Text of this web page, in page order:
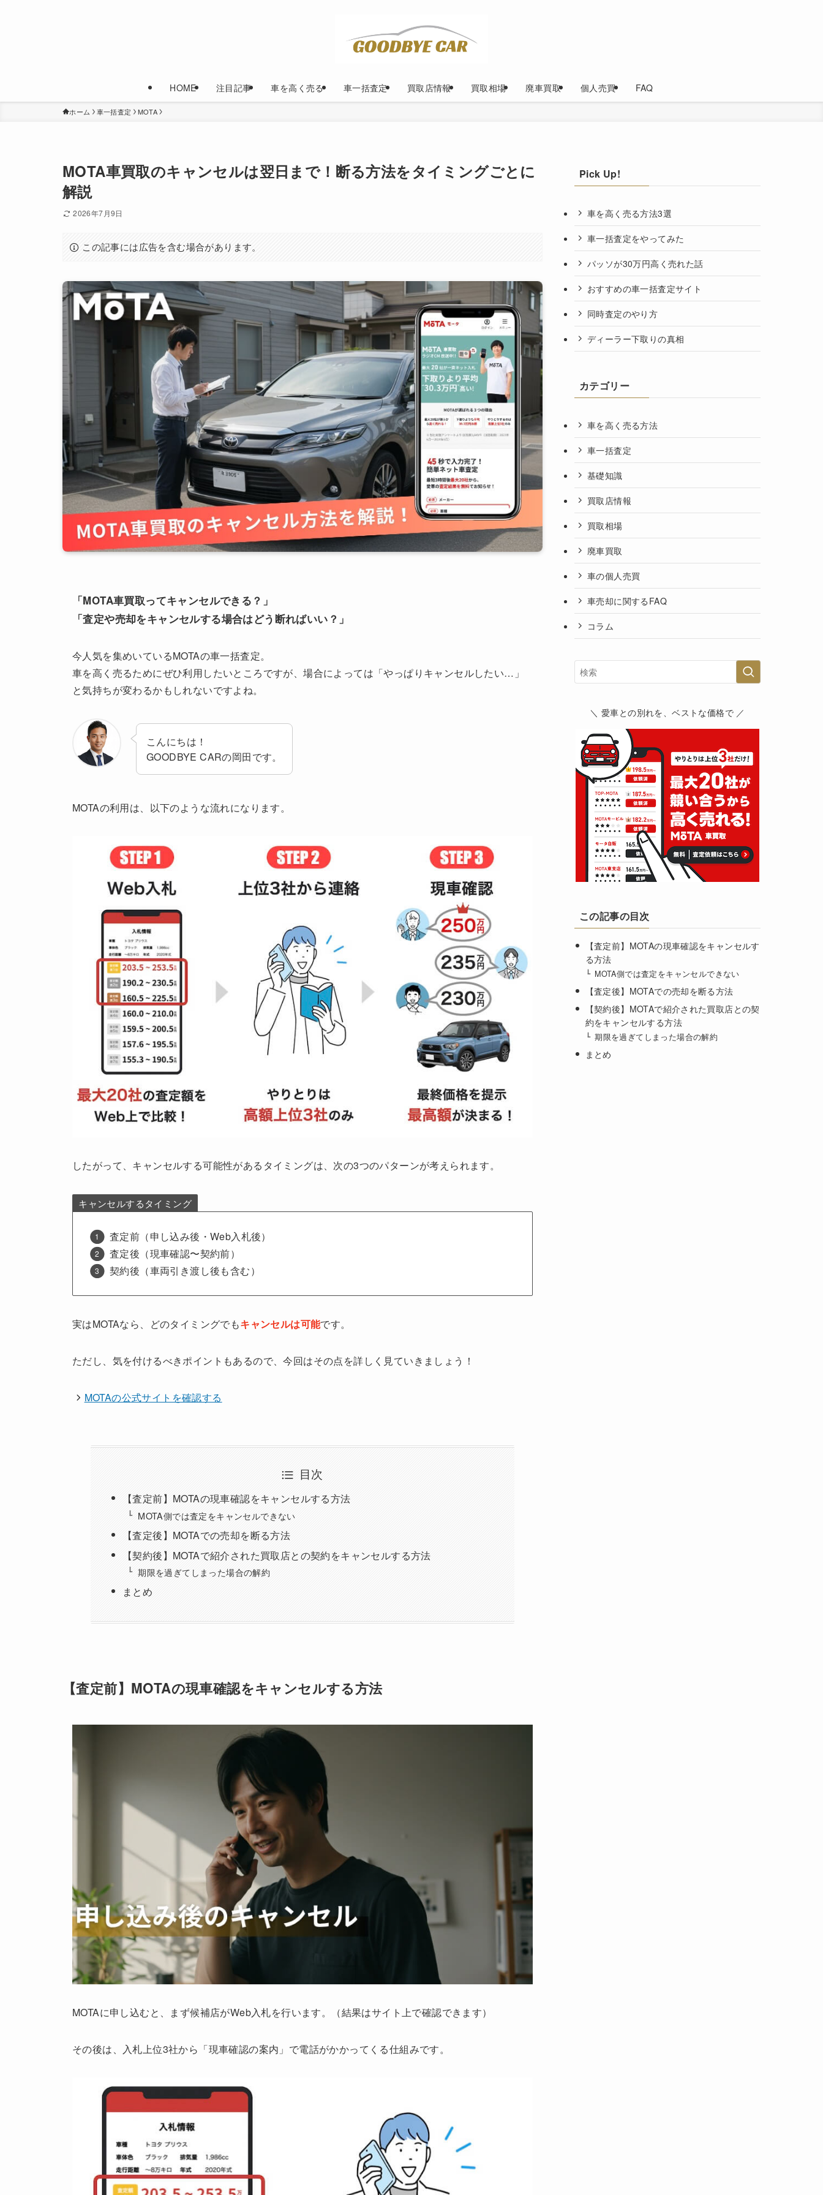
HOME 注目記事 車を高く売る 車一括査定 買取店情報 買取相場 廃車買取 個人売買 FAQ
ホーム 車一括査定 MOTA
MOTA車買取のキャンセルは翌日まで！断る方法をタイミングごとに
解説
2026年7月9日
この記事には広告を含む場合があります。
「MOTA車買取ってキャンセルできる？」
「査定や売却をキャンセルする場合はどう断ればいい？」
今人気を集めいているMOTAの車一括査定。
車を高く売るためにぜひ利用したいところですが、場合によっては「やっぱりキャンセルしたい…」
と気持ちが変わるかもしれないですよね。
こんにちは！
GOODBYE CARの岡田です。
MOTAの利用は、以下のような流れになります。
したがって、キャンセルする可能性があるタイミングは、次の3つのパターンが考えられます。
キャンセルするタイミング
査定前（申し込み後・Web入札後）
査定後（現車確認〜契約前）
契約後（車両引き渡し後も含む）
実はMOTAなら、どのタイミングでもキャンセルは可能です。
ただし、気を付けるべきポイントもあるので、今回はその点を詳しく見ていきましょう！
MOTAの公式サイトを確認する
目次
【査定前】MOTAの現車確認をキャンセルする方法
MOTA側では査定をキャンセルできない
【査定後】MOTAでの売却を断る方法
【契約後】MOTAで紹介された買取店との契約をキャンセルする方法
期限を過ぎてしまった場合の解約
まとめ
【査定前】MOTAの現車確認をキャンセルする方法
MOTAに申し込むと、まず候補店がWeb入札を行います。（結果はサイト上で確認できます）
その後は、入札上位3社から「現車確認の案内」で電話がかかってくる仕組みです。
Pick Up!
車を高く売る方法3選
車一括査定をやってみた
パッソが30万円高く売れた話
おすすめの車一括査定サイト
同時査定のやり方
ディーラー下取りの真相
カテゴリー
車を高く売る方法
車一括査定
基礎知識
買取店情報
買取相場
廃車買取
車の個人売買
車売却に関するFAQ
コラム
＼ 愛車との別れを、ベストな価格で ／
この記事の目次
【査定前】MOTAの現車確認をキャンセルす
る方法
MOTA側では査定をキャンセルできない
【査定後】MOTAでの売却を断る方法
【契約後】MOTAで紹介された買取店との契
約をキャンセルする方法
期限を過ぎてしまった場合の解約
まとめ